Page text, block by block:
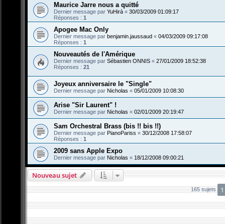
Maurice Jarre nous a quitté
Dernier message par YuHirà « 30/03/2009 01:09:17
Réponses : 1
Apogee Mac Only
Dernier message par benjamin.jaussaud « 04/03/2009 09:17:08
Réponses : 1
Nouveautés de l'Amérique
Dernier message par Sébastien ONNIS « 27/01/2009 18:52:38
Réponses : 21
Joyeux anniversaire le "Single"
Dernier message par Nicholas « 05/01/2009 10:08:30
Arise "Sir Laurent" !
Dernier message par Nicholas « 02/01/2009 20:19:47
Sam Orchestral Brass (bis !! bis !!)
Dernier message par PianoPariss « 30/12/2008 17:58:07
Réponses : 1
2009 sans Apple Expo
Dernier message par Nicholas « 18/12/2008 09:00:21
Nouveau sujet
165 sujets 1